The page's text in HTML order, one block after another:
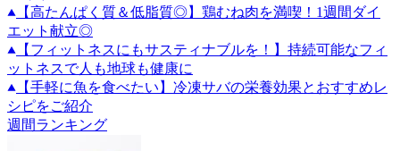
【高たんぱく質＆低脂質◎】鶏むね肉を満喫！1週間ダイ
エット献立◎
【フィットネスにもサスティナブルを！】持続可能なフィ
ットネスで人も地球も健康に
【手軽に魚を食べたい】冷凍サバの栄養効果とおすすめレ
シピをご紹介
週間ランキング